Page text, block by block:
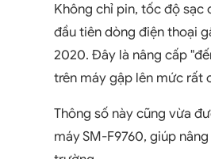
Không chỉ pin, tốc độ sạc
đầu tiên dòng điện thoại
2020. Đây là nâng cấp
trên máy gập lên mức rất
Thông số này cũng vừa
máy SM-F9760, giúp